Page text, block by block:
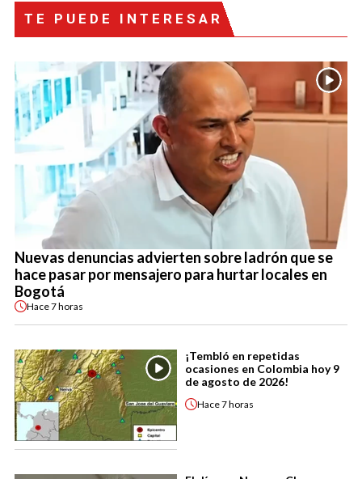
TE PUEDE INTERESAR
Nuevas denuncias advierten sobre ladrón que se
hace pasar por mensajero para hurtar locales en
Bogotá
Hace7 horas
¡Tembló en repetidas
ocasiones en Colombia hoy 9
de agosto de 2026!
Hace7 horas